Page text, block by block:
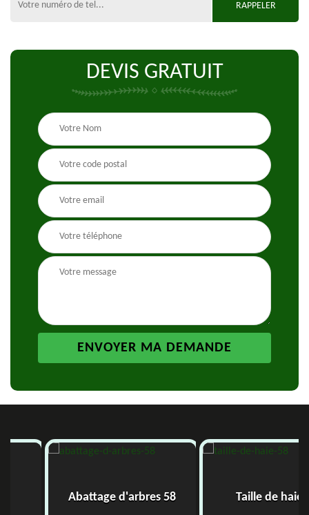
DEVIS GRATUIT
Abattage d'arbres 58 Taille de haie